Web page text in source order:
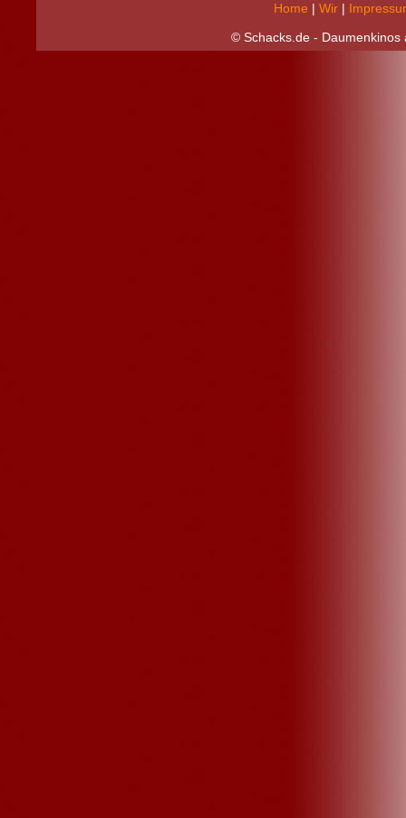
Home | Wir|
© Schacks.de - Daumenkinos